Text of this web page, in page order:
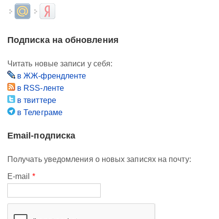
Login with Mail.ruLogin with Яндекс
Подписка на обновления
Читать новые записи у себя:
в ЖЖ-френдленте
в RSS-ленте
в твиттере
в Телеграме
Email-подписка
Получать уведомления о новых записях на почту:
E-mail *